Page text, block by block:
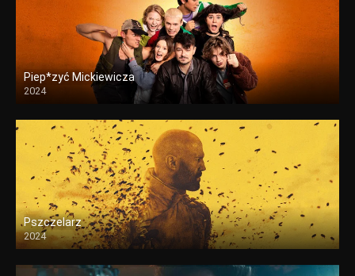
Piep*zyć Mickiewicza
2024
Pszczelarz
2024